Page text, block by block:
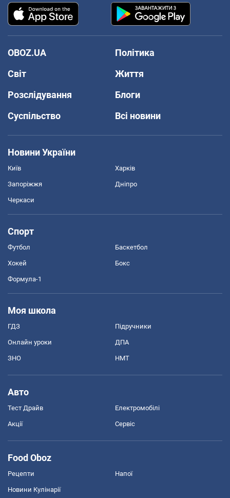
OBOZ.UA
Політика
Світ
Життя
Розслідування
Блоги
Суспільство
Всі новини
Новини України
Київ Харків
Запоріжжя Дніпро
Черкаси
Спорт
Футбол Баскетбол
Хокей Бокс
Формула-1
Моя школа
ГДЗ Підручники
Онлайн уроки ДПА
ЗНО НМТ
Авто
Тест Драйв Електромобілі
Акції Сервіс
Food Oboz
Рецепти Напої
Новини Кулінарії